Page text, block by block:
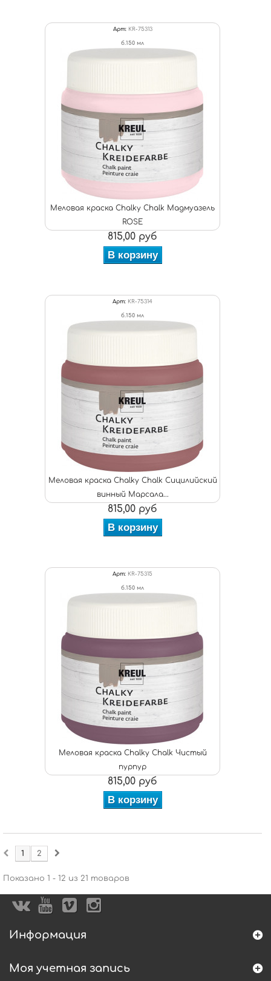
Арт: KR-75313
б.150 мл
Меловая краска Chalky Chalk Мадмуазель
ROSE
815,00 руб
В корзину
Арт: KR-75314
б.150 мл
Меловая краска Chalky Chalk Сицилийский
винный Марсала...
815,00 руб
В корзину
Арт: KR-75315
б.150 мл
Меловая краска Chalky Chalk Чистый
пурпур
815,00 руб
В корзину
1 2
Показано 1 - 12 из 21 товаров
Информация
Моя учетная запись